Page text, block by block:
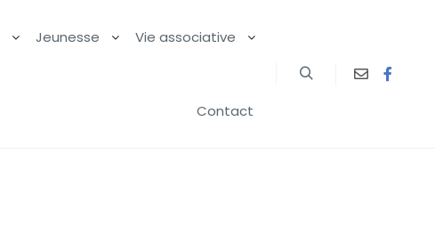
Jeunesse Vie associative
Contact